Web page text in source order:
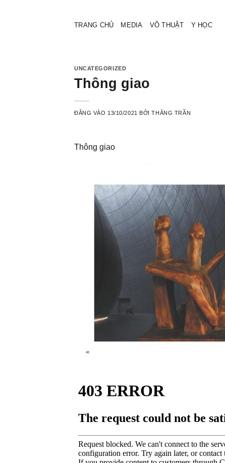
TRANG CHỦ MEDIA VÕ THUẬT Y HỌC
UNCATEGORIZED
Thông giao
ĐĂNG VÀO 13/10/2021 BỞITHẮNG TRẦN
Thông giao